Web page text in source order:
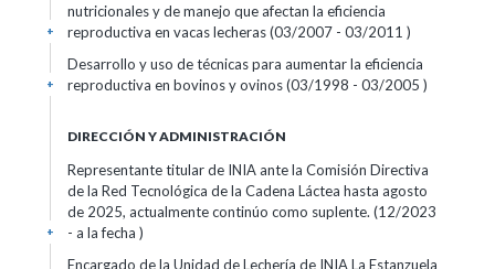
nutricionales y de manejo que afectan la eficiencia
reproductiva en vacas lecheras (03/2007 - 03/2011 )
+
Desarrollo y uso de técnicas para aumentar la eficiencia
reproductiva en bovinos y ovinos (03/1998 - 03/2005 )
+
DIRECCIÓN Y ADMINISTRACIÓN
Representante titular de INIA ante la Comisión Directiva
de la Red Tecnológica de la Cadena Láctea hasta agosto
de 2025, actualmente continúo como suplente. (12/2023
- a la fecha )
+
Encargado de la Unidad de Lechería de INIA La Estanzuela